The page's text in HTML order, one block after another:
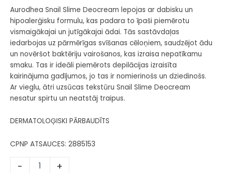
Aurodhea Snail Slime Deocream lepojas ar dabisku un
hipoalerģisku formulu, kas padara to īpaši piemērotu
vismaigākajai un jutīgākajai ādai. Tās sastāvdaļas
iedarbojas uz pārmērīgas svīšanas cēloņiem, saudzējot ādu
un novēršot baktēriju vairošanos, kas izraisa nepatīkamu
smaku. Tas ir ideāli piemērots depilācijas izraisīta
kairinājuma gadījumos, jo tas ir nomierinošs un dziedinošs.
Ar vieglu, ātri uzsūcas tekstūru Snail Slime Deocream
nesatur spirtu un neatstāj traipus.
DERMATOLOĢISKI PĀRBAUDĪTS
CPNP ATSAUCES: 2885153
- +